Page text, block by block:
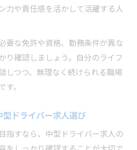
力や責任感を活かして活躍する人
要な免許や資格、勤務条件が異な
り確認しましょう。自分のライフ
しつつ、無理なく続けられる職場
。
ドライバー求人選び
指すなら、中型ドライバー求人の